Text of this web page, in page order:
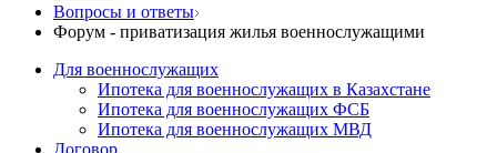
Вопросы и ответы
Форум - приватизация жилья военнослужащими
Для военнослужащих
Ипотека для военнослужащих в Казахстане
Ипотека для военнослужащих ФСБ
Ипотека для военнослужащих МВД
Договор